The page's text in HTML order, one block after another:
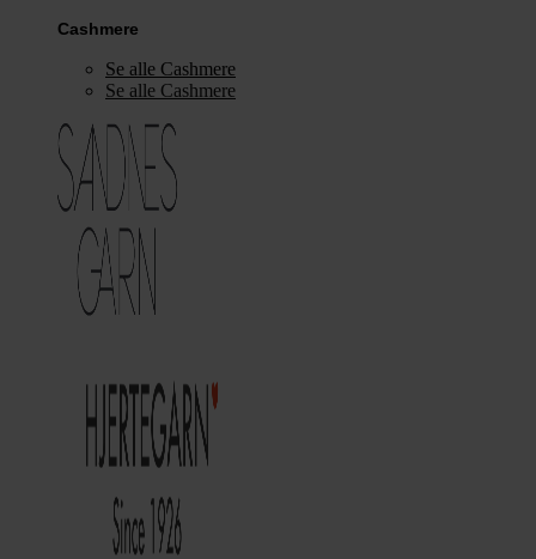
Cashmere
Se alle Cashmere
Se alle Cashmere